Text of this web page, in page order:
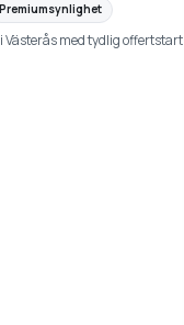
Premiumsynlighet
Västerås med tydlig offertstart